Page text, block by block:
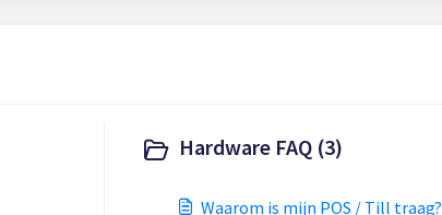
Hardware FAQ (3)
Waarom is mijn POS / Till traag?